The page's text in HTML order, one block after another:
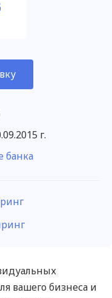
г.
банка
вашего бизнеса и